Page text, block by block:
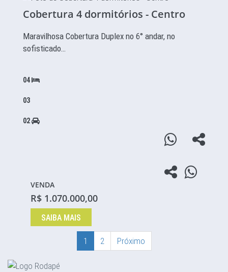
Cobertura 4 dormitórios - Centro
Maravilhosa Cobertura Duplex no 6° andar, no
sofisticado…
04
03
02
VENDA
R$ 1.070.000,00
SAIBA MAIS
1 2 Próximo